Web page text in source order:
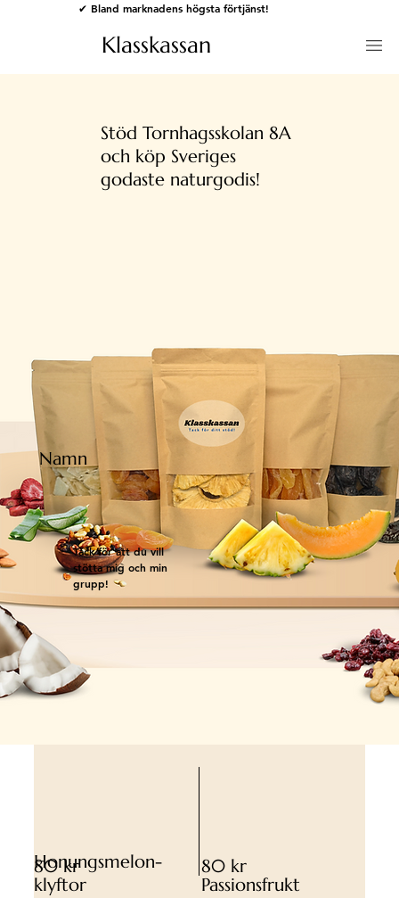
✔ Bland marknadens högsta förtjänst!
Klasskassan
Stöd Tornhagsskolan 8A
och köp Sveriges
godaste naturgodis!
Tack för att du vill
stötta mig och min
grupp!
Namn
80 kr
Honungsmelon-
klyftor
80 kr
Passionsfrukt